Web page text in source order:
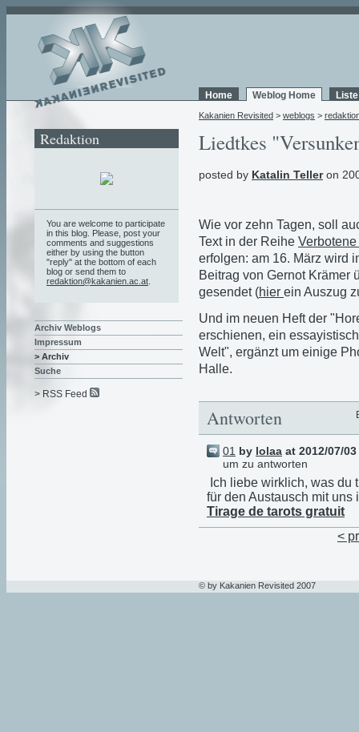
Home Weblog Home
Kakanien Revisited > weblogs >
Liedtkes
posted by Katalin Telleron
Wie vor zehn Tagen, soll
Text in der Reihe Verbotene
erfolgen: am 16. März wird
Beitrag von Gernot Krämer
gesendet (hier ein Auszug
Und im neuen Heft der
erschienen, ein
Welt", ergänzt um einige
Halle.
Antworten
01 by lolaa at 2012/07/
um zu antworten
Ich liebe wirklich, was du
für den Austausch mit uns
Tirage de tarots gratuit
<
Redaktion
You are welcome to participate
in this blog. Please, post your
comments and suggestions
either by using the button
"reply" at the bottom of each
blog or send them to
redaktion@kakanien.ac.at
Archiv Weblogs
Impressum
> Archiv
Suche
> RSS Feed
© by Kakanien Revisited 2007